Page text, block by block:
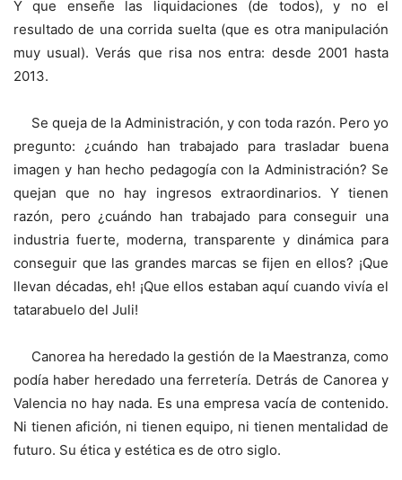
Y que enseñe las liquidaciones (de todos), y no el
resultado de una corrida suelta (que es otra manipulación
muy usual). Verás que risa nos entra: desde 2001 hasta
2013.
Se queja de la Administración, y con toda razón. Pero yo
pregunto: ¿cuándo han trabajado para trasladar buena
imagen y han hecho pedagogía con la Administración? Se
quejan que no hay ingresos extraordinarios. Y tienen
razón, pero ¿cuándo han trabajado para conseguir una
industria fuerte, moderna, transparente y dinámica para
conseguir que las grandes marcas se fijen en ellos? ¡Que
llevan décadas, eh! ¡Que ellos estaban aquí cuando vivía el
tatarabuelo del Juli!
Canorea ha heredado la gestión de la Maestranza, como
podía haber heredado una ferretería. Detrás de Canorea y
Valencia no hay nada. Es una empresa vacía de contenido.
Ni tienen afición, ni tienen equipo, ni tienen mentalidad de
futuro. Su ética y estética es de otro siglo.